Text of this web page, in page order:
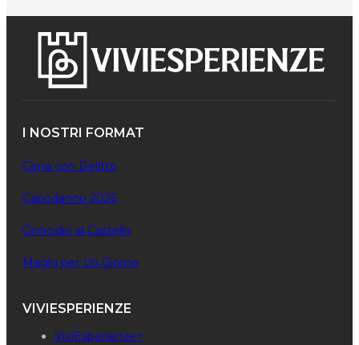
I NOSTRI FORMAT
Cena con Delitto
Capodanno 2026
Omicidio al Castello
Maghi per Un Giorno
VIVIESPERIENZE
ViviEsperienze+